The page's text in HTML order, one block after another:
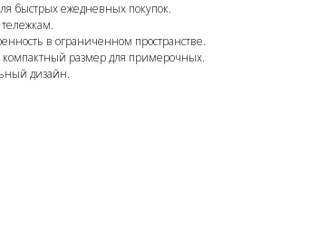
быстрых ежедневных покупок.
в ограниченном пространстве.
компактный размер для примерочных.
дизайн.